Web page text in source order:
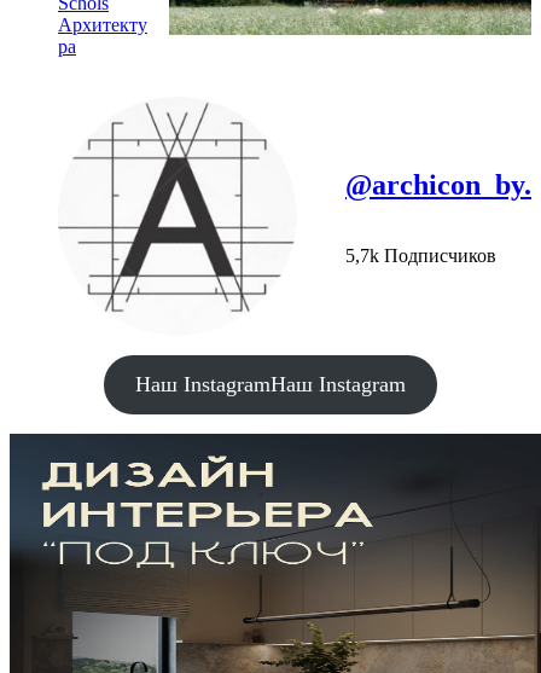
Архитекту
ра
@archicon_by.
5,7k Подписчиков
Наш InstagramНаш Instagram